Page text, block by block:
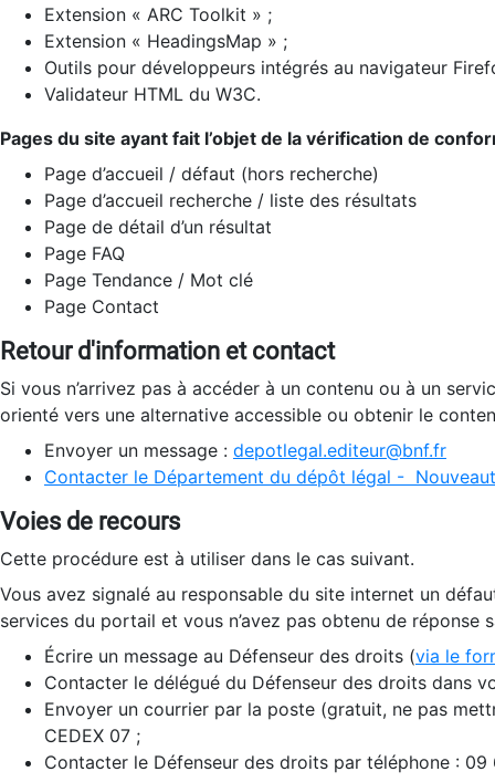
Extension « ARC Toolkit » ;
Extension « HeadingsMap » ;
Outils pour développeurs intégrés au navigateur
Validateur HTML du W3C.
Pages du site ayant fait l’objet de la vérification de
Page d’accueil / défaut (hors recherche)
Page d’accueil recherche / liste des résultats
Page de détail d’un résultat
Page FAQ
Page Tendance / Mot clé
Page Contact
Retour d'information et contact
Si vous n’arrivez pas à accéder à un contenu ou à un
orienté vers une alternative accessible ou obtenir le
Envoyer un message : depotlegal.editeur@bnf.fr
Contacter le Département du dépôt légal -
Voies de recours
Cette procédure est à utiliser dans le cas suivant.
Vous avez signalé au responsable du site internet un
services du portail et vous n’avez pas obtenu de réponse
Écrire un message au Défenseur des droits (via le
Contacter le délégué du Défenseur des droits dans
Envoyer un courrier par la poste (gratuit, ne pas
CEDEX 07 ;
Contacter le Défenseur des droits par téléphone :